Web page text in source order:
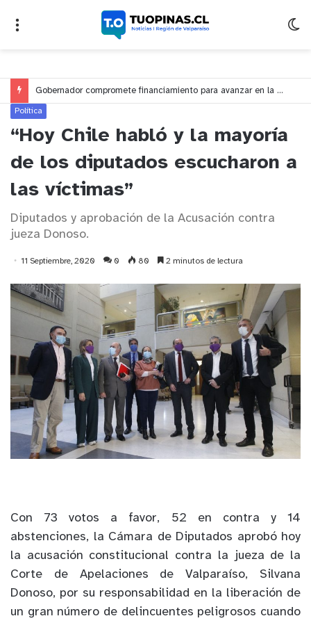
Gobernador compromete financiamiento para avanzar en la construcción del Puente Colón de Limache
Política
“Hoy Chile habló y la mayoría
de los diputados escucharon a
las víctimas”
Diputados y aprobación de la Acusación contra
jueza Donoso.
11 Septiembre, 2020 0 80 2 minutos de lectura
Con 73 votos a favor, 52 en contra y 14
abstenciones, la Cámara de Diputados aprobó hoy
la acusación constitucional contra la jueza de la
Corte de Apelaciones de Valparaíso, Silvana
Donoso, por su responsabilidad en la liberación de
un gran número de delincuentes peligrosos cuando